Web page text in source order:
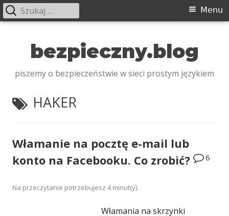
bezpieczny.blog
piszemy o bezpieczeństwie w sieci prostym językiem
Menu
Menu
Szukaj:
TAGI:
HAKER
Włamanie na pocztę e-mail lub
konto na Facebooku. Co zrobić?
6
Na przeczytanie potrzebujesz 4 minut(y).
Włamania na skrzynki